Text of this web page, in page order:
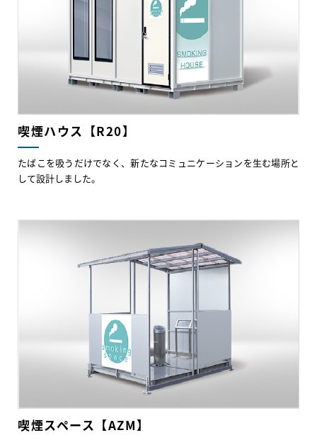
喫煙ハウス【R20】
たばこを吸うだけでなく、新たなコミュニケーションを生む場所と
して設計しました。
喫煙スペース【AZM】